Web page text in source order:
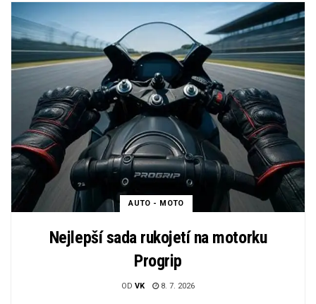
AUTO - MOTO
Nejlepší sada rukojetí na motorku
Progrip
OD VK 8. 7. 2026